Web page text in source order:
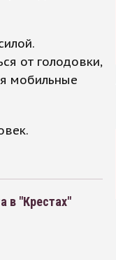
от голодовки,
мобильные
в "Крестах"